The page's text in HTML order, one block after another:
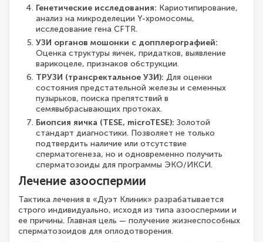
Генетические исследования: Кариотипирование,
анализ на микроделеции Y-хромосомы,
исследование гена CFTR.
УЗИ органов мошонки с допплерографией:
Оценка структуры яичек, придатков, выявление
варикоцеле, признаков обструкции.
ТРУЗИ (трансректальное УЗИ): Для оценки
состояния предстательной железы и семенных
пузырьков, поиска препятствий в
семявыбрасывающих протоках.
Биопсия яичка (TESE, microTESE): Золотой
стандарт диагностики. Позволяет не только
подтвердить наличие или отсутствие
сперматогенеза, но и одновременно получить
сперматозоиды для программы ЭКО/ИКСИ.
Лечение азооспермии
Тактика лечения в «Дуэт Клиник» разрабатывается
строго индивидуально, исходя из типа азооспермии и
ее причины. Главная цель — получение жизнеспособных
сперматозоидов для оплодотворения.